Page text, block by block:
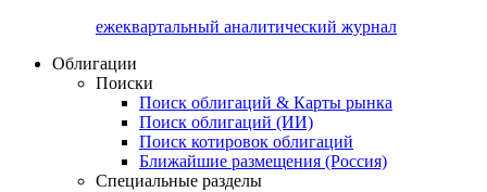
ежеквартальный аналитический журнал
Облигации
Поиски
Поиск облигаций & Карты рынка
Поиск облигаций (ИИ)
Поиск котировок облигаций
Ближайшие размещения (Россия)
Специальные разделы